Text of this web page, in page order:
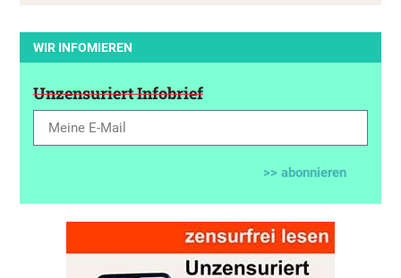
WIR INFOMIEREN
Unzensuriert Infobrief
>> abonnieren